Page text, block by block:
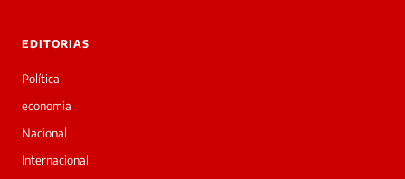
Oi!
Bom
dia!
a
EDITORIAS
Política
economia
Nacional
Internacional